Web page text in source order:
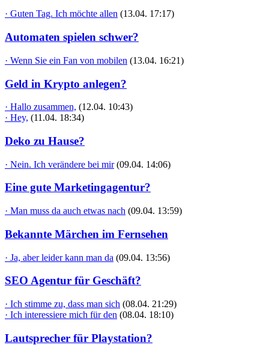
· Guten Tag. Ich möchte allen (13.04. 17:17)
Automaten spielen schwer?
· Wenn Sie ein Fan von mobilen (13.04. 16:21)
Geld in Krypto anlegen?
· Hallo zusammen, (12.04. 10:43)
· Hey, (11.04. 18:34)
Deko zu Hause?
· Nein. Ich verändere bei mir (09.04. 14:06)
Eine gute Marketingagentur?
· Man muss da auch etwas nach (09.04. 13:59)
Bekannte Märchen im Fernsehen
· Ja, aber leider kann man da (09.04. 13:56)
SEO Agentur für Geschäft?
· Ich stimme zu, dass man sich (08.04. 21:29)
· Ich interessiere mich für den (08.04. 18:10)
Lautsprecher für Playstation?